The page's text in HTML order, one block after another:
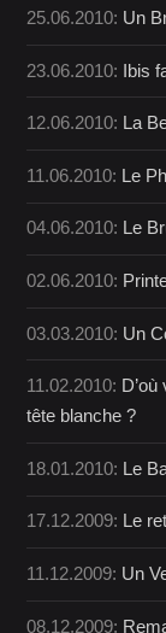
25.06.2010: Un
23.06.2010: Ibis
12.06.2010: La
11.06.2010: Le
04.06.2010: Le
02.06.2010:
03.03.2010: Un
11.02.2010:
tête blanche ?
18.01.2010: Le
17.12.2009: Le
11.12.2009: Un
08.12.2009: